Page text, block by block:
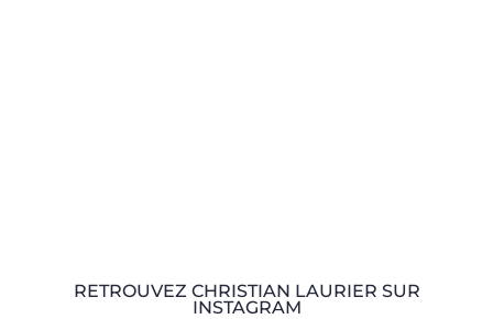
RETROUVEZ CHRISTIAN LAURIER SUR
INSTAGRAM